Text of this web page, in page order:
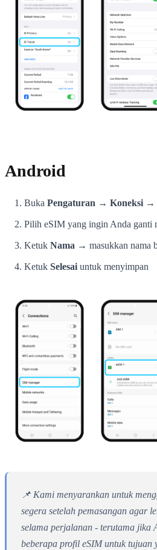
Android
Buka Pengaturan → Koneksi →
Pilih eSIM yang ingin Anda ganti
Ketuk Nama → masukkan nama
Ketuk Selesai untuk menyimpan
📌 Kami menyarankan untuk
segera setelah pemasangan agar
selama perjalanan - terutama jika
beberapa profil eSIM untuk tujuan